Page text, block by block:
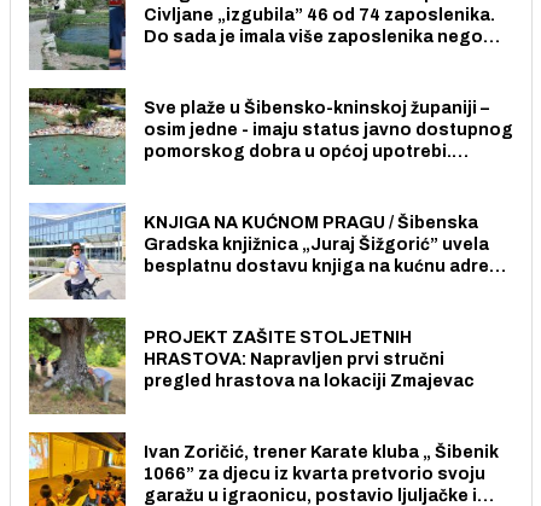
Civljane „izgubila” 46 od 74 zaposlenika.
Do sada je imala više zaposlenika nego
Sve plaže u Šibensko-kninskoj županiji –
osim jedne - imaju status javno dostupnog
pomorskog dobra u općoj upotrebi.
KNJIGA NA KUĆNOM PRAGU / Šibenska
Gradska knjižnica „Juraj Šižgorić” uvela
besplatnu dostavu knjiga na kućnu adresu
PROJEKT ZAŠITE STOLJETNIH
HRASTOVA: Napravljen prvi stručni
pregled hrastova na lokaciji Zmajevac
Ivan Zoričić, trener Karate kluba „ Šibenik
1066” za djecu iz kvarta pretvorio svoju
garažu u igraonicu, postavio ljuljačke i